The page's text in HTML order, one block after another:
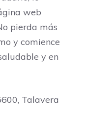
web
pierda más
y comience
y en
Talavera